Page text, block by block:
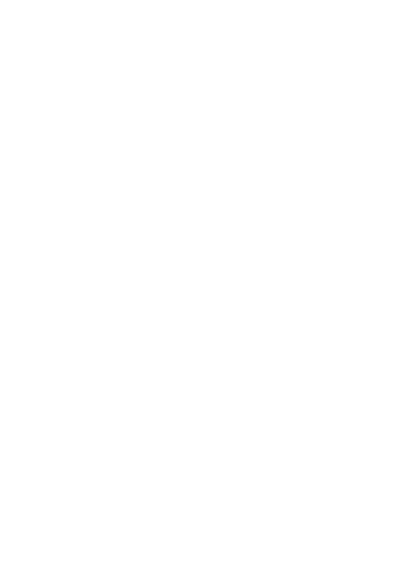
了承ください。
き作成されるも
をご了承くださ
御機器販売店・
ようお願いしま
社の共同利用者
」に記載されて
ず変更すること
下、フタル酸ジブチ
はありません。
年1月12日よ
ない年数を意
要な手段を講じ
これらの製造装
、取り引きをい
ムロン制御